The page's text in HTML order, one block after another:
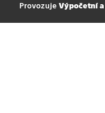
Provozuje Výpočetní